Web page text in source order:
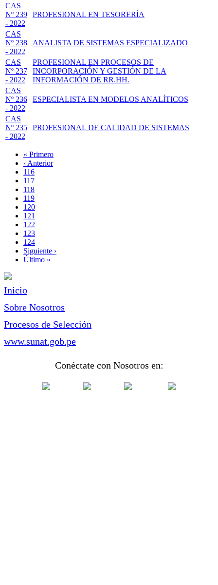
CAS
Nº 239
- 2022
PROFESIONAL EN TESORERÍA
CAS
Nº 238
- 2022
ANALISTA DE SISTEMAS ESPECIALIZADO
CAS
Nº 237
- 2022
PROFESIONAL EN PROCESOS DE
INCORPORACIÓN Y GESTIÓN DE LA
INFORMACIÓN DE RR.HH.
CAS
Nº 236
- 2022
ESPECIALISTA EN MODELOS ANALÍTICOS
CAS
Nº 235
- 2022
PROFESIONAL DE CALIDAD DE SISTEMAS
Paginación
Primera
página
« Primero
Página
anterior
‹ Anterior
Page
116
Page
117
Page
118
Page
119
Página
actual
120
Page
121
Page
122
Page
123
Page
124
Siguiente
página
Siguiente ›
Última
Último »
Inicio
Sobre Nosotros
Procesos de Selección
www.sunat.gob.pe
Conéctate con Nosotros en: